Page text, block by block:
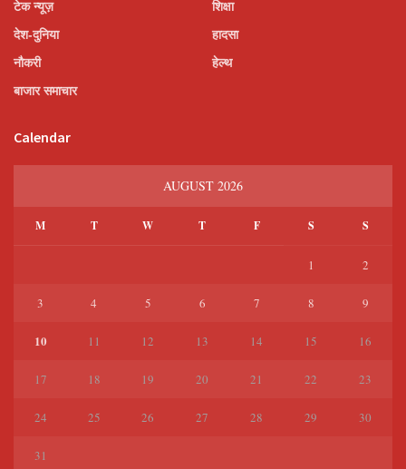
टेक न्यूज़
देश-दुनिया
नौकरी
बाजार समाचार
शिक्षा
हादसा
हेल्थ
Calendar
AUGUST 2026
M T W T F S S
1 2
3 4 5 6 7 8 9
10 11 12 13 14 15 16
17 18 19 20 21 22 23
24 25 26 27 28 29 30
31